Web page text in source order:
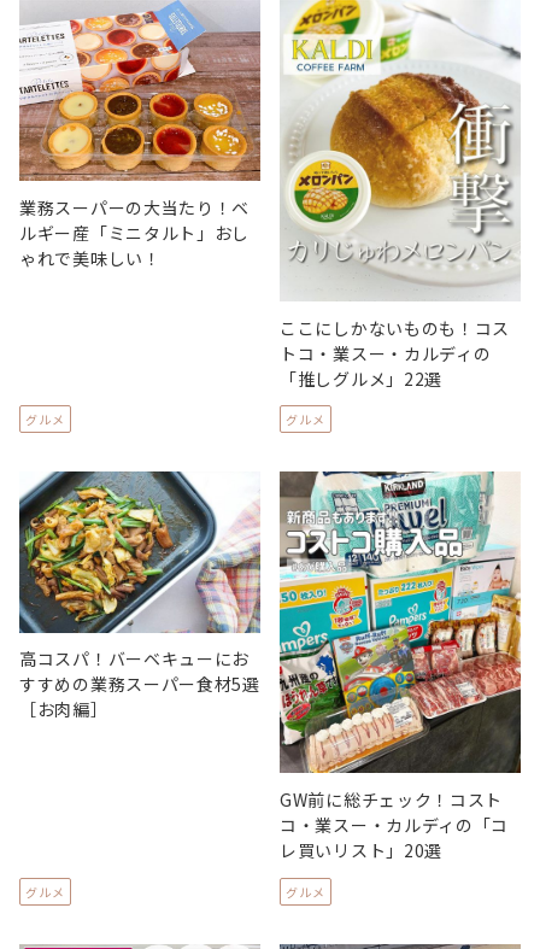
業務スーパーの大当たり！ベ
ルギー産「ミニタルト」おし
ゃれで美味しい！
グルメ
ここにしかないものも！コス
トコ・業スー・カルディの
「推しグルメ」22選
グルメ
高コスパ！バーベキューにお
すすめの業務スーパー食材5選
［お肉編］
グルメ
GW前に総チェック！コスト
コ・業スー・カルディの「コ
レ買いリスト」20選
グルメ